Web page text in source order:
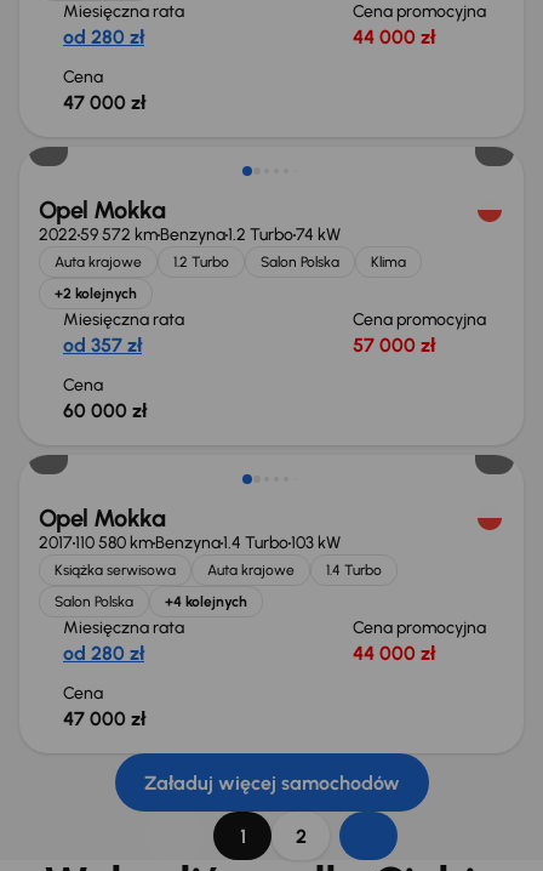
Miesięczna rata
od 280 zł
Cena promocyjna
44 000 zł
Cena
47 000 zł
Opel Mokka
202259 572 kmBenzyna1.2 Turbo74 kW
Auta krajowe 1.2 Turbo Salon Polska
Klima
+2 kolejnych
Miesięczna rata
od 357 zł
Cena promocyjna
57 000 zł
Cena
60 000 zł
Opel Mokka
2017110 580 kmBenzyna1.4 Turbo103 kW
Książka serwisowa Auta krajowe
1.4 Turbo
Salon Polska
+4 kolejnych
Miesięczna rata
od 280 zł
Cena promocyjna
44 000 zł
Cena
47 000 zł
Załaduj więcej samochodów
1 2